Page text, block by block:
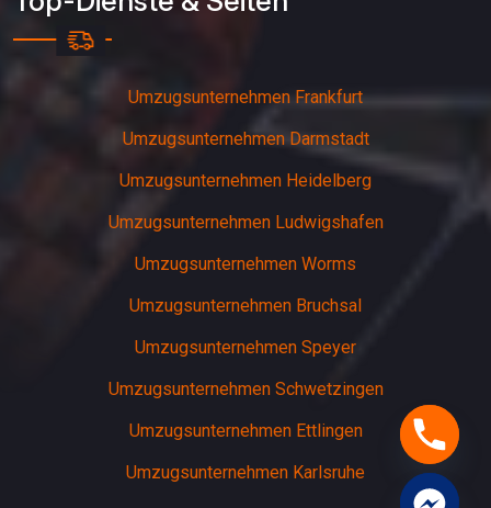
Umzugsunternehmen Frankfurt
Umzugsunternehmen Darmstadt
Umzugsunternehmen Heidelberg
Umzugsunternehmen Ludwigshafen
Umzugsunternehmen Worms
Umzugsunternehmen Bruchsal
Umzugsunternehmen Speyer
Umzugsunternehmen Schwetzingen
Umzugsunternehmen Ettlingen
Umzugsunternehmen Karlsruhe